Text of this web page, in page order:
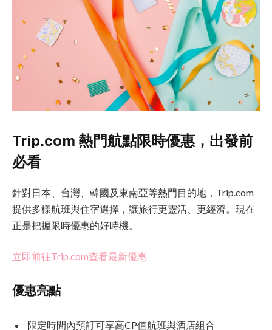
Trip.com 熱門航點限時優惠，出發前
必看
針對日本、台灣、韓國及東南亞等熱門目的地，Trip.com
提供多樣航班與住宿選擇，讓旅行更靈活、更經濟。現在
正是把握限時優惠的好時機。
立即前往Trip.com查看最新優惠
優惠亮點
限定時間內預訂可享高CP值航班與酒店組合